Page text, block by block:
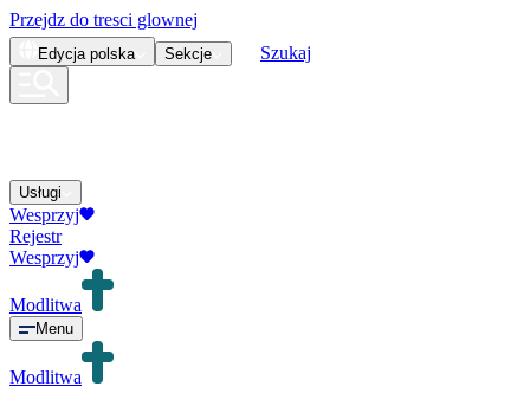
Przejdz do tresci glownej
Edycja polska Sekcje Szukaj
Usługi
Wesprzyj
Rejestr
Wesprzyj
Modlitwa
Menu
Modlitwa